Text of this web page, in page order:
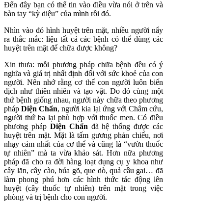
Đến đây bạn có thể tin vào điều vừa nói ở trên và
bàn tay “kỳ diệu” của mình rồi đó.
Nhìn vào đó hình huyệt trên mặt, nhiều người nẩy
ra thắc mắc: liệu tất cả các bệnh có thể dùng các
huyệt trên mặt để chữa được không?
Xin thưa: mỗi phương pháp chữa bệnh đều có ý
nghĩa và giá trị nhất định đối với sức khoẻ của con
người. Nên nhớ rằng cơ thể con người luôn biến
dịch như thiên nhiên và tạo vật. Do đó cùng một
thứ bệnh giống nhau, người này chữa theo phương
phápDiện Chẩn, người kia lại ứng với Châm cứu,
người thứ ba lại phù hợp với thuốc men. Có điều
phương pháp Diện Chẩn đã hệ thống được các
huyệt trên mặt. Mặt là tấm gương phản chiếu, nơi
nhạy cảm nhất của cơ thể và cũng là “vườn thuốc
tự nhiên” mà ta vừa khảo sát. Hơn nữa phương
pháp đã cho ra đời hàng loạt dụng cụ y khoa như
cây lăn, cây cào, búa gõ, que dò, quả cầu gai… đã
làm phong phú hơn các hình thức tác động lên
huyệt (cây thuốc tự nhiên) trên mặt trong việc
phòng và trị bệnh cho con người.